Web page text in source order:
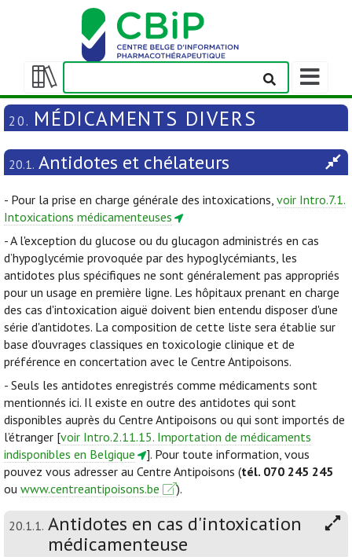
Afficher/masquer
la
table
matières
Afficher/
la
barre
navigation
20. MÉDICAMENTS DIVERS
20.1. Antidotes et chélateurs
- Pour la prise en charge générale des intoxications, voir Intro.7.1.
Intoxications médicamenteuses
- A l'exception du glucose ou du glucagon administrés en cas
d’hypoglycémie provoquée par des hypoglycémiants, les
antidotes plus spécifiques ne sont généralement pas appropriés
pour un usage en première ligne. Les hôpitaux prenant en charge
des cas d'intoxication aiguë doivent bien entendu disposer d'une
série d'antidotes. La composition de cette liste sera établie sur
base d'ouvrages classiques en toxicologie clinique et de
préférence en concertation avec le Centre Antipoisons.
- Seuls les antidotes enregistrés comme médicaments sont
mentionnés ici. Il existe en outre des antidotes qui sont
disponibles auprès du Centre Antipoisons ou qui sont importés de
l’étranger [voir Intro.2.11.15. Importation de médicaments
indisponibles en Belgique
]. Pour toute information, vous
pouvez vous adresser au Centre Antipoisons (tél. 070 245 245
ou www.centreantipoisons.be ).
20.1.1. Antidotes en cas d'intoxication
médicamenteuse